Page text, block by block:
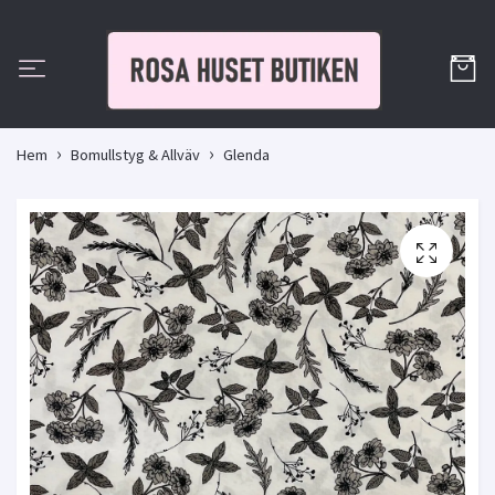
Hem Bomullstyg & Allväv Glenda